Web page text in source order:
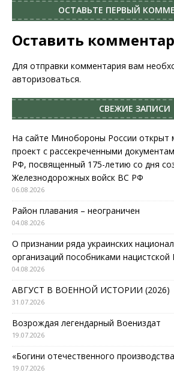
ОСТАВЬТЕ ПЕРВЫЙ
Оставить
Для отправки комментария вам
авторизоваться.
СВЕЖИЕ ЗАПИСИ
На сайте Минобороны России открыт
проект с рассекреченными
РФ, посвященный 175-летию со дня
Железнодорожных войск ВС РФ
06.08.2026
Район плавания – неограничен
04.08.2026
О признании ряда украинских
организаций пособниками нацистской
04.08.2026
АВГУСТ В ВОЕННОЙ ИСТОРИИ (2026)
31.07.2026
Возрождая легендарный Воениздат
19.07.2026
«Богини отечественного
19.07.2026